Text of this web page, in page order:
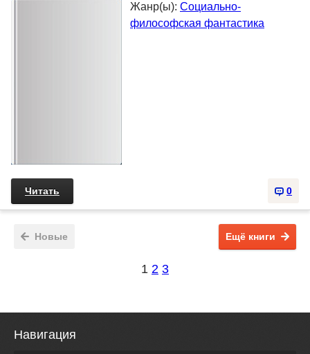
Жанр(ы): Социально-
философская фантастика
0
Читать
Новые Ещё книги
1 2 3
Навигация